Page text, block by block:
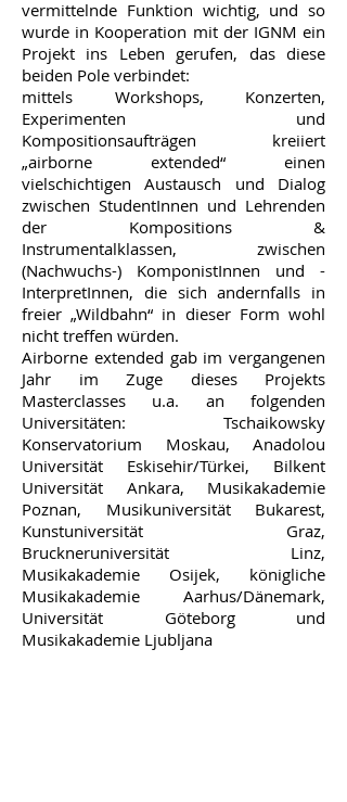
vermittelnde Funktion wichtig, und so
wurde in Kooperation mit der IGNM ein
Projekt ins Leben gerufen, das diese
beiden Pole verbindet:
mittels Workshops, Konzerten,
Experimenten und
Kompositionsaufträgen kreiiert
„airborne extended“ einen
vielschichtigen Austausch und Dialog
zwischen StudentInnen und Lehrenden
der Kompositions &
Instrumentalklassen, zwischen
(Nachwuchs-) KomponistInnen und -
InterpretInnen, die sich andernfalls in
freier „Wildbahn“ in dieser Form wohl
nicht treffen würden.
Airborne extended gab im vergangenen
Jahr im Zuge dieses Projekts
Masterclasses u.a. an folgenden
Universitäten: Tschaikowsky
Konservatorium Moskau, Anadolou
Universität Eskisehir/Türkei, Bilkent
Universität Ankara, Musikakademie
Poznan, Musikuniversität Bukarest,
Kunstuniversität Graz,
Bruckneruniversität Linz,
Musikakademie Osijek, königliche
Musikakademie Aarhus/Dänemark,
Universität Göteborg und
Musikakademie Ljubljana